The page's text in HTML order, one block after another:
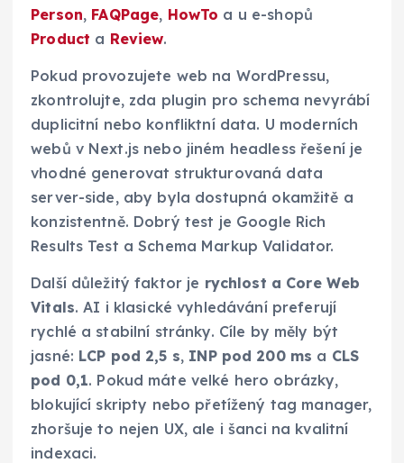
Person, FAQPage, HowTo a u e-shopů
Product a Review.
Pokud provozujete web na WordPressu,
zkontrolujte, zda plugin pro schema nevyrábí
duplicitní nebo konfliktní data. U moderních
webů v Next.js nebo jiném headless řešení je
vhodné generovat strukturovaná data
server-side, aby byla dostupná okamžitě a
konzistentně. Dobrý test je Google Rich
Results Test a Schema Markup Validator.
Další důležitý faktor je rychlost a Core Web
Vitals. AI i klasické vyhledávání preferují
rychlé a stabilní stránky. Cíle by měly být
jasné: LCP pod 2,5 s, INP pod 200 ms a CLS
pod 0,1. Pokud máte velké hero obrázky,
blokující skripty nebo přetížený tag manager,
zhoršuje to nejen UX, ale i šanci na kvalitní
indexaci.